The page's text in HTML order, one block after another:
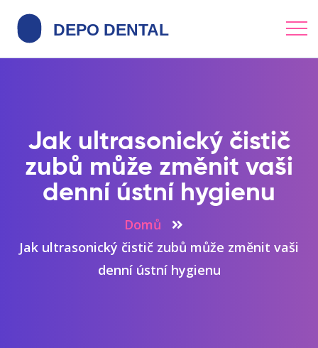
Jak ultrasonický čistič
zubů může změnit vaši
denní ústní hygienu
Domů
Jak ultrasonický čistič zubů může změnit vaši
denní ústní hygienu